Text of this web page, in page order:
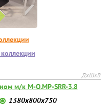
ДхШхВ
м/к M-O.MP-SRR-3.8
1380х800х750